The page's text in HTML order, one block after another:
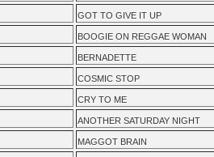
GOT TO GIVE IT UP
BOOGIE ON REGGAE WOMAN
BERNADETTE
COSMIC STOP
CRY TO ME
ANOTHER SATURDAY NIGHT
MAGGOT BRAIN